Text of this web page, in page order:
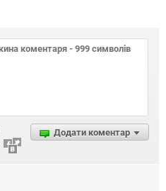
Додати коментар